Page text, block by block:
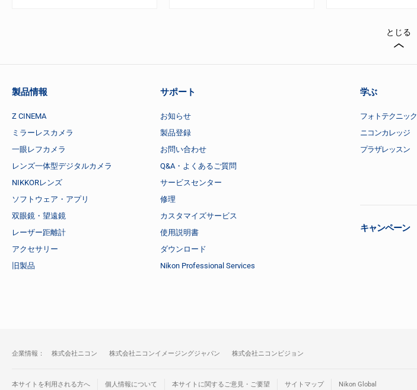
とじる
製品情報
Z CINEMA
ミラーレスカメラ
一眼レフカメラ
レンズ一体型デジタルカメラ
NIKKORレンズ
ソフトウェア・アプリ
双眼鏡・望遠鏡
レーザー距離計
アクセサリー
旧製品
サポート
お知らせ
製品登録
お問い合わせ
Q&A・よくあるご質問
サービスセンター
修理
カスタマイズサービス
使用説明書
ダウンロード
Nikon Professional Services
学ぶ
フォトテクニック
ニコンカレッジ
プラザレッスン
キャンペーン
企業情報： 株式会社ニコン 株式会社ニコンイメージングジャパン 株式会社ニコンビジョン
本サイトを利用される方へ 個人情報について 本サイトに関するご意見・ご要望 サイトマップ Nikon Global